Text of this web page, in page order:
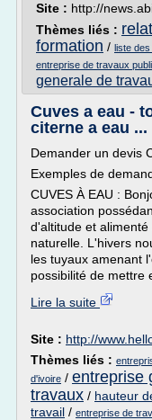
Site : http://
Thèmes liés :
formation / liste
entreprise de travaux
generale de
Cuves a eau -
citerne a eau ...
Demander un devis
Exemples de
CUVES À EAU :
association
d'altitude et
naturelle. L'hivers
les tuyaux amenant
possibilité de mettre
Lire la suite
Site : http://
Thèmes liés :
d'ivoire / entreprise
travaux / hauteur
travail / entreprise de